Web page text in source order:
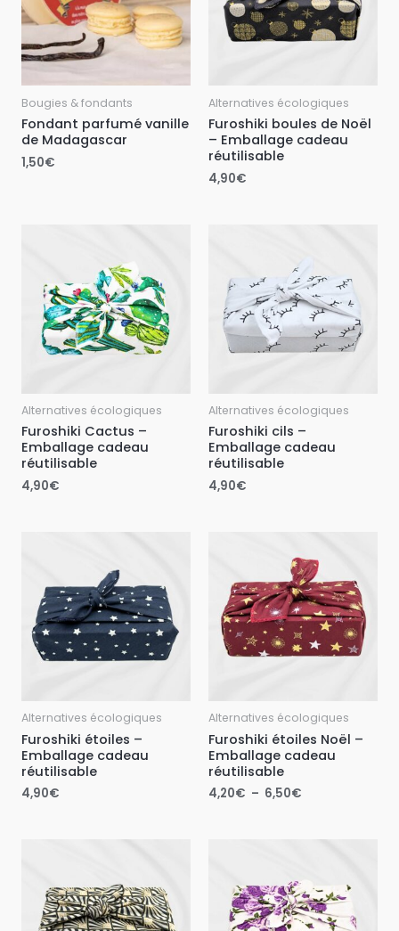
Bougies & fondants
Fondant parfumé vanille
de Madagascar
1,50€
Alternatives écologiques
Furoshiki boules de Noël
– Emballage cadeau
réutilisable
4,90€
Alternatives écologiques
Furoshiki Cactus –
Emballage cadeau
réutilisable
4,90€
Alternatives écologiques
Furoshiki cils –
Emballage cadeau
réutilisable
4,90€
Alternatives écologiques
Furoshiki étoiles –
Emballage cadeau
réutilisable
4,90€
Alternatives écologiques
Furoshiki étoiles Noël –
Emballage cadeau
réutilisable
4,20€ – 6,50€
prix :
4,20€
à
6,50€
4,20€
à
9,90€